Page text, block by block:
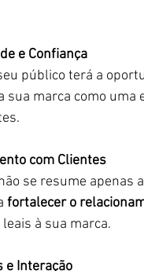
e Confiança
público terá a
sua marca como
com Clientes
se resume apenas
fortalecer o
à sua marca.
e Interação